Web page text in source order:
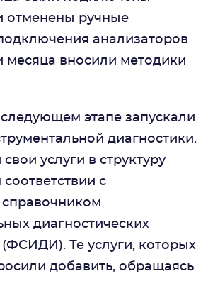
отменены ручные
анализаторов
месяца вносили методики
этапе запускали
диагностики.
услуги в структуру
с
диагностических
Те услуги, которых
добавить, обращаясь